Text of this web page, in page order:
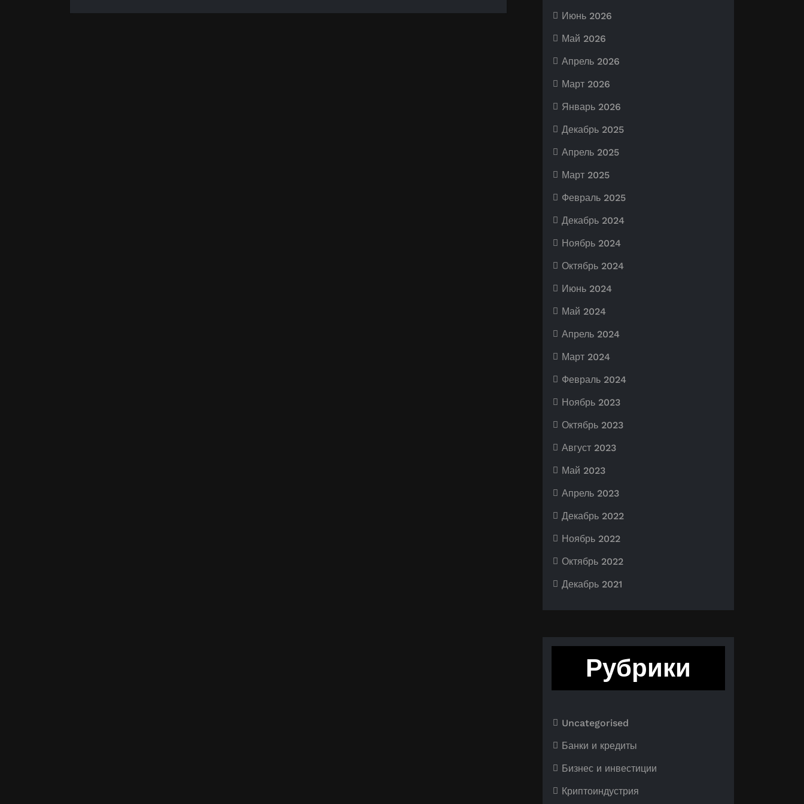
Июнь 2026
Май 2026
Апрель 2026
Март 2026
Январь 2026
Декабрь 2025
Апрель 2025
Март 2025
Февраль 2025
Декабрь 2024
Ноябрь 2024
Октябрь 2024
Июнь 2024
Май 2024
Апрель 2024
Март 2024
Февраль 2024
Ноябрь 2023
Октябрь 2023
Август 2023
Май 2023
Апрель 2023
Декабрь 2022
Ноябрь 2022
Октябрь 2022
Декабрь 2021
Рубрики
Uncategorised
Банки и кредиты
Бизнес и инвестиции
Криптоиндустрия